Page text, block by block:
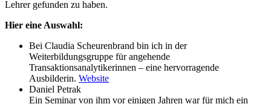
Lehrer gefunden zu haben.
Hier eine Auswahl:
Bei Claudia Scheurenbrand bin ich in der
Weiterbildungsgruppe für angehende
Transaktionsanalytikerinnen – eine hervorragende
Ausbilderin. Website
Daniel Petrak
Ein Seminar von ihm vor einigen Jahren war für mich ein